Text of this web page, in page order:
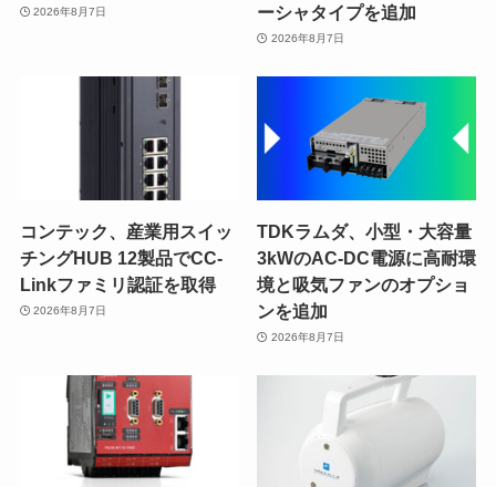
2026年8月7日
ーシャタイプを追加
2026年8月7日
コンテック、産業用スイッ
チングHUB 12製品でCC-
Linkファミリ認証を取得
2026年8月7日
TDKラムダ、小型・大容量
3kWのAC-DC電源に高耐環
境と吸気ファンのオプショ
ンを追加
2026年8月7日